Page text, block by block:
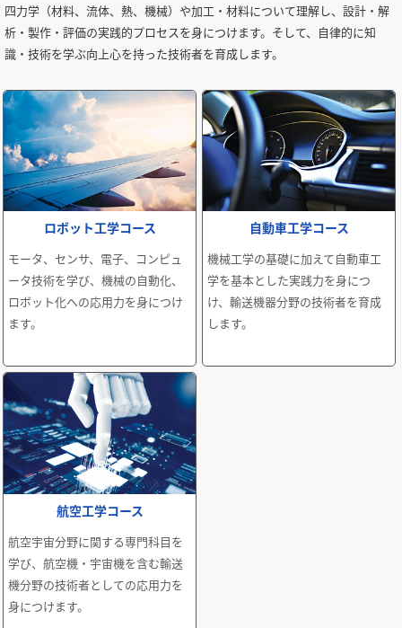
四力学（材料、流体、熱、機械）や加工・材料について理解し、設計・解
析・製作・評価の実践的プロセスを身につけます。そして、自律的に知
識・技術を学ぶ向上心を持った技術者を育成します。
ロボット工学コース
モータ、センサ、電子、コンピュ
ータ技術を学び、機械の自動化、
ロボット化への応用力を身につけ
ます。
自動車工学コース
機械工学の基礎に加えて自動車工
学を基本とした実践力を身につ
け、輸送機器分野の技術者を育成
します。
航空工学コース
航空宇宙分野に関する専門科目を
学び、航空機・宇宙機を含む輸送
機分野の技術者としての応用力を
身につけます。